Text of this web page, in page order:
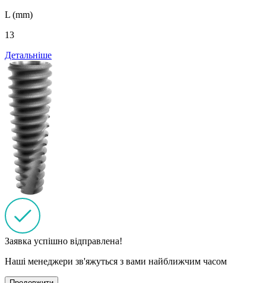
L (mm)
13
Детальніше
Заявка успішно відправлена!
Наші менеджери зв'яжуться з вами найближчим часом